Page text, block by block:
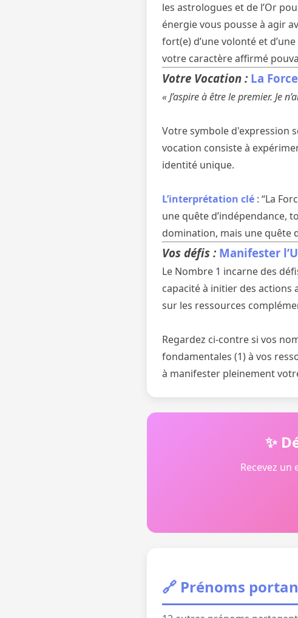
les astrologues et de l’Or
énergie vous pousse à agir
fort(e) d’une volonté et
votre caractère affirmé
Votre Vocation : La
« J’aspire à être le premier. Je
Votre symbole d'expression
vocation consiste à
identité unique.
L’interprétation clé : “La
une quête d’indépendance,
domination, mais une quête
Vos défis : Manifester
Le Nombre 1 incarne des
capacité à initier des actions
sur les ressources
Regardez ci-contre si vos
fondamentales (1) à vos
à manifester pleinement
✨
Recevez
🔗 Prénoms